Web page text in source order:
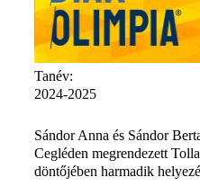
Tanév:
2024-2025
Sándor Anna és Sándor
Cegléden megrendezett
döntőjében harmadik